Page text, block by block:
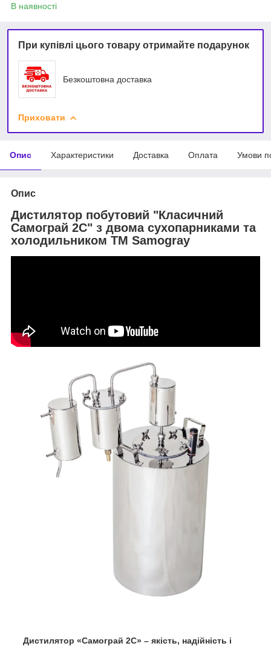
В наявності
При купівлі цього товару отримайте подарунок
Безкоштовна доставка
Приховати
Опис Характеристики Доставка Оплата Умови
Опис
Дистилятор побутовий "Класичний
Самограй 2С" з двома сухопарниками та
холодильником ТМ Samogray
Дистилятор «Самограй 2С» – якість, надійність і